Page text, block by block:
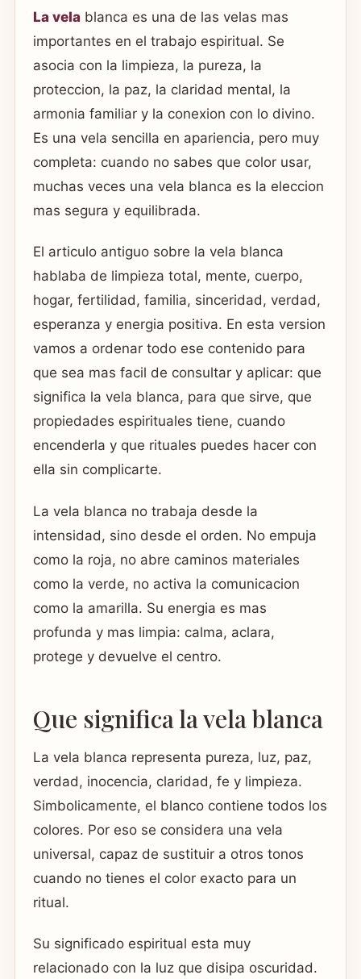
La vela blanca es una de las velas mas
importantes en el trabajo espiritual. Se
asocia con la limpieza, la pureza, la
proteccion, la paz, la claridad mental, la
armonia familiar y la conexion con lo divino.
Es una vela sencilla en apariencia, pero muy
completa: cuando no sabes que color usar,
muchas veces una vela blanca es la eleccion
mas segura y equilibrada.
El articulo antiguo sobre la vela blanca
hablaba de limpieza total, mente, cuerpo,
hogar, fertilidad, familia, sinceridad, verdad,
esperanza y energia positiva. En esta version
vamos a ordenar todo ese contenido para
que sea mas facil de consultar y aplicar: que
significa la vela blanca, para que sirve, que
propiedades espirituales tiene, cuando
encenderla y que rituales puedes hacer con
ella sin complicarte.
La vela blanca no trabaja desde la
intensidad, sino desde el orden. No empuja
como la roja, no abre caminos materiales
como la verde, no activa la comunicacion
como la amarilla. Su energia es mas
profunda y mas limpia: calma, aclara,
protege y devuelve el centro.
Que significa la vela blanca
La vela blanca representa pureza, luz, paz,
verdad, inocencia, claridad, fe y limpieza.
Simbolicamente, el blanco contiene todos los
colores. Por eso se considera una vela
universal, capaz de sustituir a otros tonos
cuando no tienes el color exacto para un
ritual.
Su significado espiritual esta muy
relacionado con la luz que disipa oscuridad.